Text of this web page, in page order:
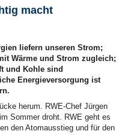
macht
liefern unseren Strom;
Wärme und Strom zugleich;
und Kohle sind
Energieversorgung ist
herum. RWE-Chef Jürgen
Sommer droht. RWE geht es
den Atomausstieg und für den